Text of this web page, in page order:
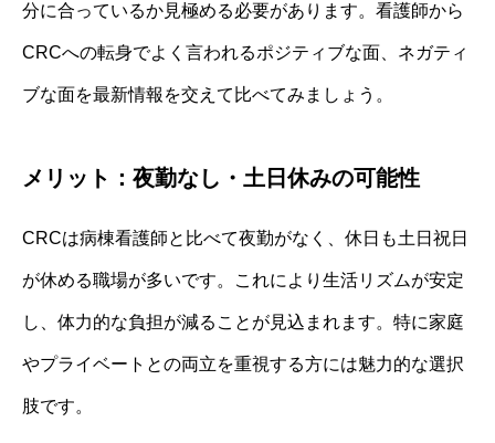
分に合っているか見極める必要があります。看護師から
CRCへの転身でよく言われるポジティブな面、ネガティ
ブな面を最新情報を交えて比べてみましょう。
メリット：夜勤なし・土日休みの可能性
CRCは病棟看護師と比べて夜勤がなく、休日も土日祝日
が休める職場が多いです。これにより生活リズムが安定
し、体力的な負担が減ることが見込まれます。特に家庭
やプライベートとの両立を重視する方には魅力的な選択
肢です。